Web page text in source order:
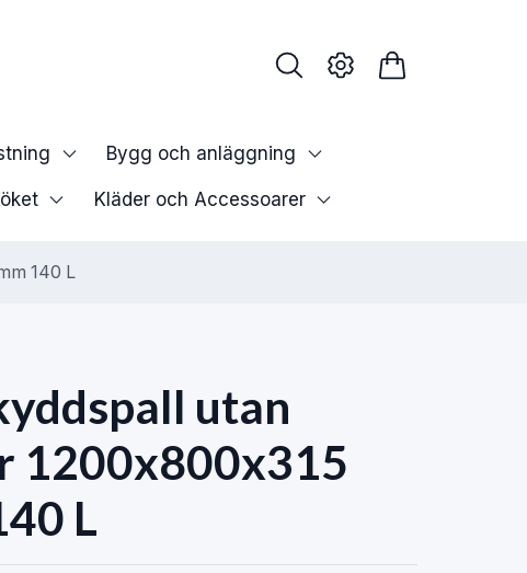
Bygg och anläggning
Kläder och Accessoarer
140 L
utan
1200x800x315
L